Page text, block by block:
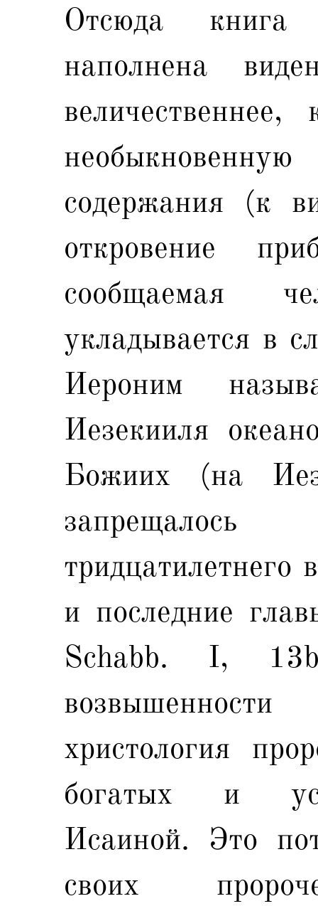
Отсюда книга
наполнена
содержания (к
откровение
сообщаемая
укладывается в
Иероним
Иезекииля
Божиих (на
тридцатилетнего
и последние
Schabb. I,
христология
богатых и
Исаиной. Это
своих